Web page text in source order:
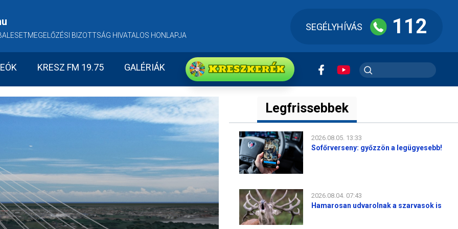
BIZOTTSÁG HIVATALOS HONLAPJA
SEGÉLYHÍVÁS 112
KRESZ FM 19.75 GALÉRIÁK KRESZkerék
Legfrissebbek
2026.08.05. 13:33
Sofőrverseny: győzzön a legügyesebb!
2026.08.04. 07:43
Hamarosan udvarolnak a szarvasok is